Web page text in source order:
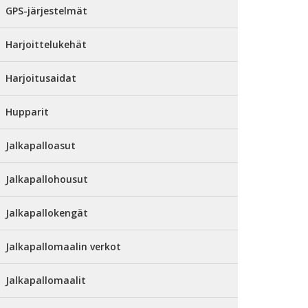
GPS-järjestelmät
Harjoittelukehät
Harjoitusaidat
Hupparit
Jalkapalloasut
Jalkapallohousut
Jalkapallokengät
Jalkapallomaalin verkot
Jalkapallomaalit